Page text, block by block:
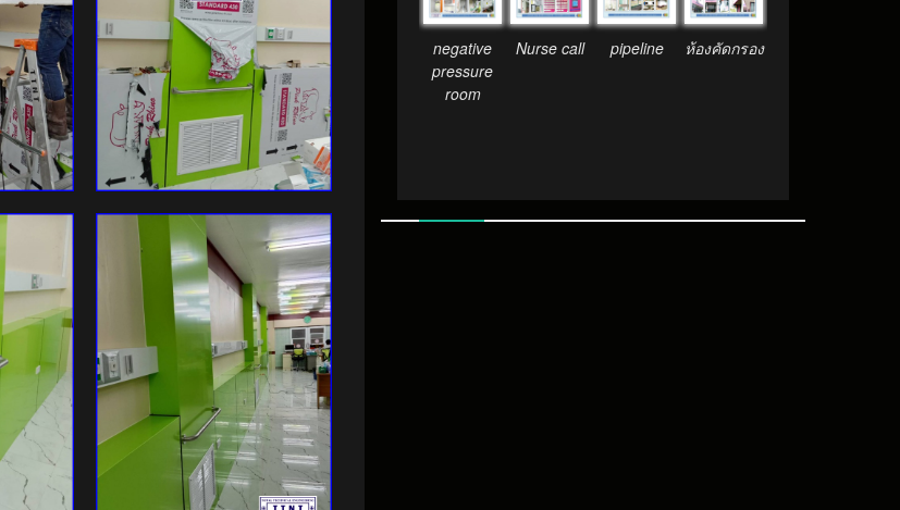
negative
pressure
room
Nurse call pipeline ห้องคัดกรอง